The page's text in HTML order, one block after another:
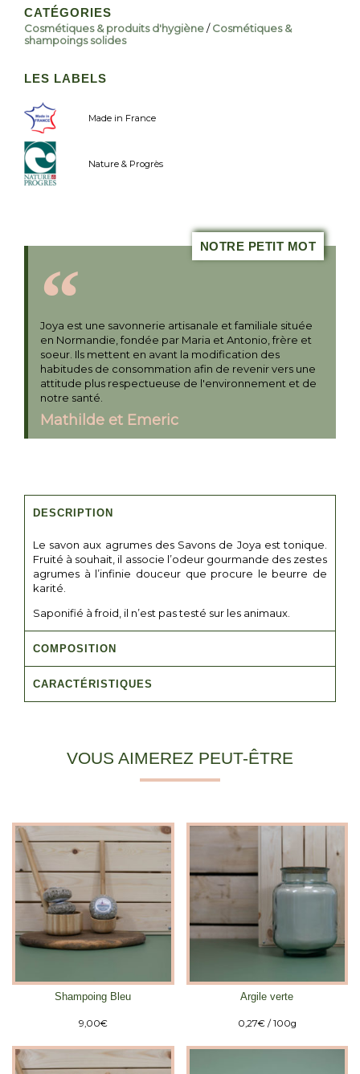
CATÉGORIES
Cosmétiques & produits d'hygiène/Cosmétiques &
shampoings solides
LES LABELS
Made in France
Nature & Progrès
Joya est une savonnerie artisanale et familiale située
en Normandie, fondée par Maria et Antonio, frère et
soeur. Ils mettent en avant la modification des
habitudes de consommation afin de revenir vers une
attitude plus respectueuse de l'environnement et de
notre santé.
Mathilde et Emeric
NOTRE PETIT MOT
DESCRIPTION
Le savon aux agrumes des Savons de Joya est tonique.
Fruité à souhait, il associe l’odeur gourmande des zestes
agrumes à l’infinie douceur que procure le beurre de
karité.
Saponifié à froid, il n’est pas testé sur les animaux.
COMPOSITION
CARACTÉRISTIQUES
VOUS AIMEREZ PEUT-ÊTRE
Shampoing Bleu
9,00€
Argile verte
0,27€ / 100g